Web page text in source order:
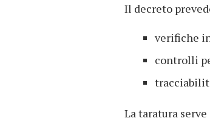
Il decreto
verifiche
controlli
La taratura